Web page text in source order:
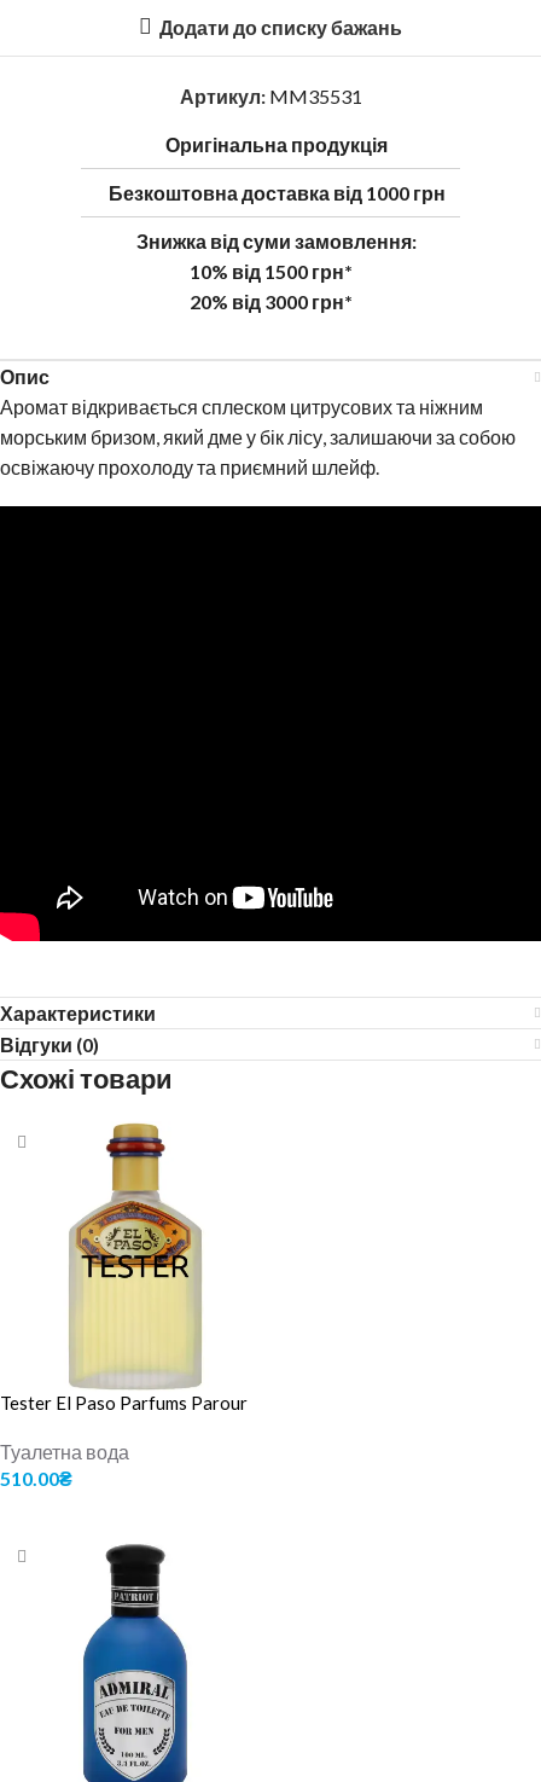
Додати до списку бажань
Артикул: MM35531
Оригінальна продукція
Безкоштовна доставка від 1000 грн
Знижка від суми замовлення:
10% від 1500 грн*
20% від 3000 грн*
Опис
Аромат відкривається сплеском цитрусових та ніжним
морським бризом, який дме у бік лісу, залишаючи за собою
освіжаючу прохолоду та приємний шлейф.
Характеристики
Відгуки (0)
Схожі товари
Tester El Paso Parfums Parour
Туалетна вода
510.00₴